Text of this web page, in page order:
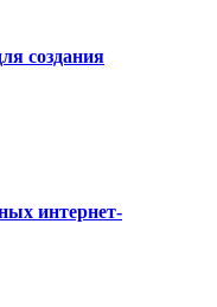
создания
интернет-